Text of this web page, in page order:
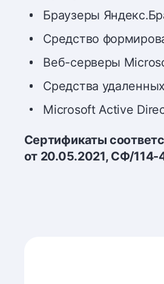
Браузеры
Средство
Веб-серверы
Средства
Microsoft Active
Сертификаты
от 20.05.2021, СФ/114-